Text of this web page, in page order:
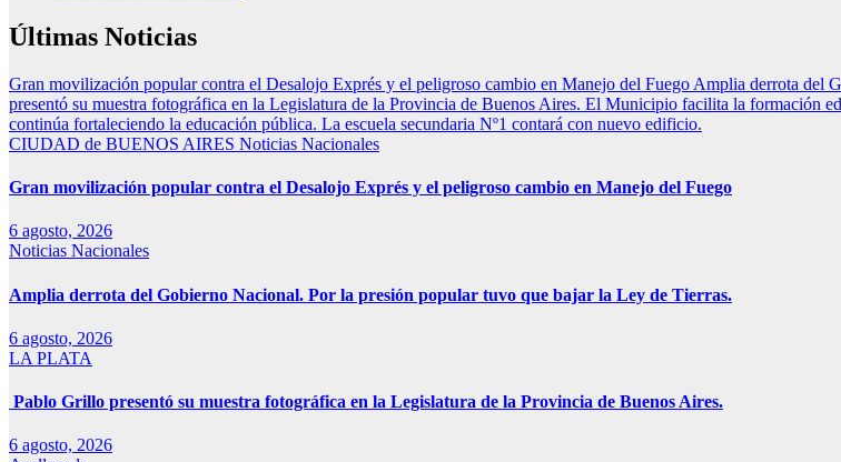
Últimas Noticias
Gran movilización popular contra el Desalojo Exprés y el peligroso cambio en Manejo del Fuego Amplia derrota del
presentó su muestra fotográfica en la Legislatura de la Provincia de Buenos Aires. El Municipio facilita la formación
continúa fortaleciendo la educación pública. La escuela secundaria Nº1 contará con nuevo edificio.
CIUDAD de BUENOS AIRES Noticias Nacionales
Gran movilización popular contra el Desalojo Exprés y el peligroso cambio en Manejo del Fuego
6 agosto, 2026
Noticias Nacionales
Amplia derrota del Gobierno Nacional. Por la presión popular tuvo que bajar la Ley de Tierras.
6 agosto, 2026
LA PLATA
Pablo Grillo presentó su muestra fotográfica en la Legislatura de la Provincia de Buenos Aires.
6 agosto, 2026